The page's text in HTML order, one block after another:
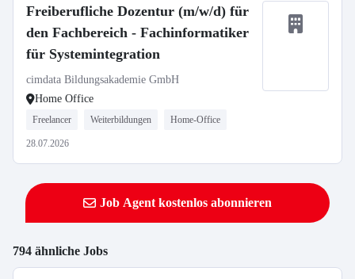
Freiberufliche Dozentur (m/w/d) für
den Fachbereich - Fachinformatiker
für Systemintegration
cimdata Bildungsakademie GmbH
Home Office
Freelancer Weiterbildungen Home-Office
28.07.2026
Job Agent kostenlos abonnieren
794 ähnliche Jobs